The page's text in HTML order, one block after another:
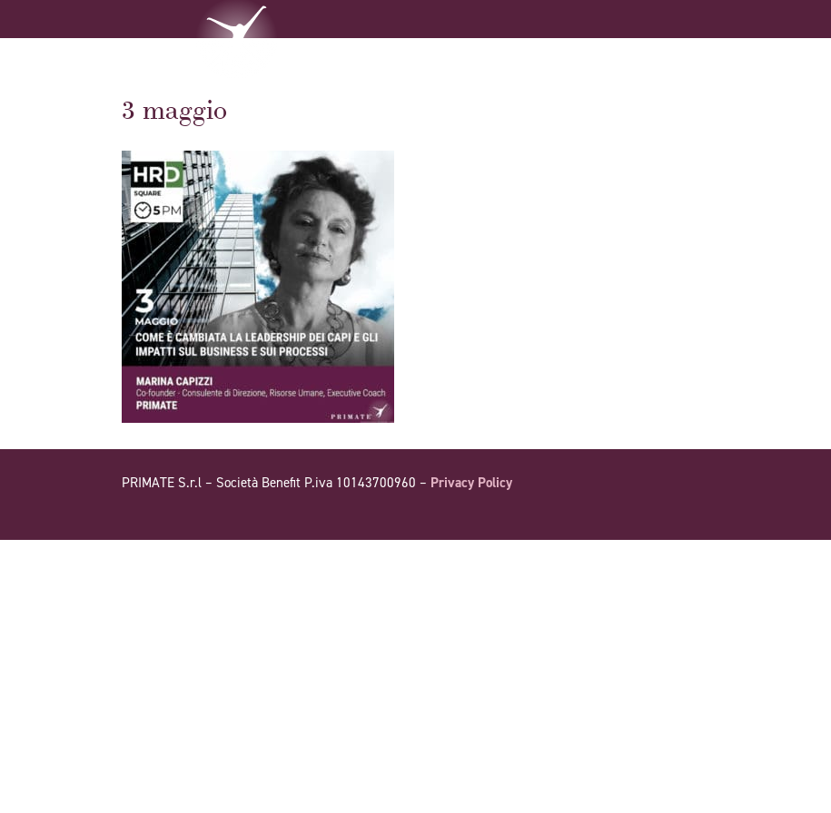
3 maggio
PRIMATE S.r.l – Società Benefit P.iva 10143700960 – Privacy Policy